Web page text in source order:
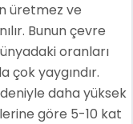
üretmez ve
Bunun çevre
oranları
çok yaygındır.
daha yüksek
göre 5-10 kat